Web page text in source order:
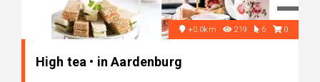
+0.0km 219 6 0
High tea • in Aardenburg